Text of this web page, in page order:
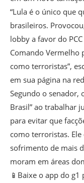
“Lula é o único que
brasileiros.
lobby a favor do
Comando Vermelho
como terroristas”,
em sua página na
Segundo o senador,
Brasil” ao trabalhar
para evitar que
como terroristas.
sofrimento de mais
moram em áreas
📱Baixe o app do